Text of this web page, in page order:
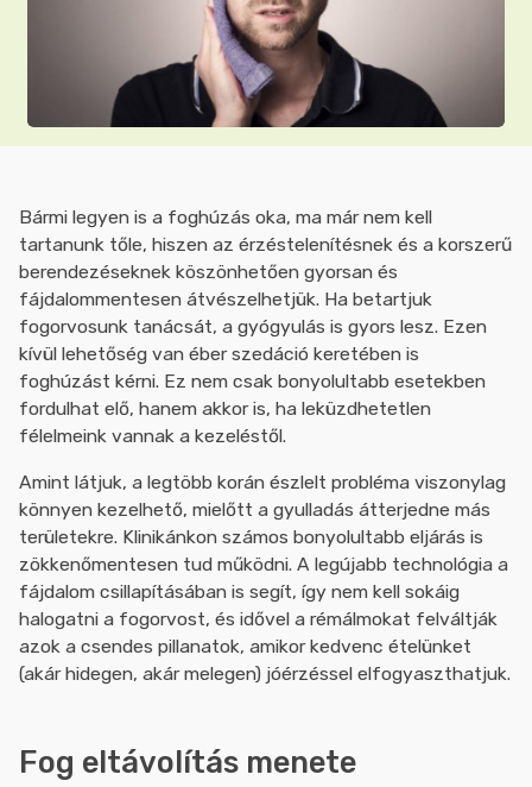
Bármi legyen is a foghúzás oka, ma már nem kell
tartanunk tőle, hiszen az érzéstelenítésnek és a korszerű
berendezéseknek köszönhetően gyorsan és
fájdalommentesen átvészelhetjük. Ha betartjuk
fogorvosunk tanácsát, a gyógyulás is gyors lesz. Ezen
kívül lehetőség van éber szedáció keretében is
foghúzást kérni. Ez nem csak bonyolultabb esetekben
fordulhat elő, hanem akkor is, ha leküzdhetetlen
félelmeink vannak a kezeléstől.
Amint látjuk, a legtöbb korán észlelt probléma viszonylag
könnyen kezelhető, mielőtt a gyulladás átterjedne más
területekre. Klinikánkon számos bonyolultabb eljárás is
zökkenőmentesen tud működni. A legújabb technológia a
fájdalom csillapításában is segít, így nem kell sokáig
halogatni a fogorvost, és idővel a rémálmokat felváltják
azok a csendes pillanatok, amikor kedvenc ételünket
(akár hidegen, akár melegen) jóérzéssel elfogyaszthatjuk.
Fog eltávolítás menete